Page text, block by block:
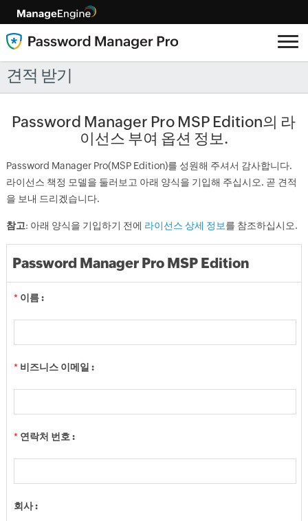
견적 받기
Password Manager Pro MSP Edition의 라
이선스 부여 옵션 정보.
Password Manager Pro(MSP Edition)를 성원해 주셔서 감사합니다.
라이선스 책정 모델을 둘러보고 아래 양식을 기입해 주십시오. 곧 견적
을 보내 드리겠습니다.
참고: 아래 양식을 기입하기 전에 라이선스 상세 정보를 참조하십시오.
Password Manager Pro MSP Edition
* 이름 :
* 비즈니스 이메일 :
* 연락처 번호 :
회사 :